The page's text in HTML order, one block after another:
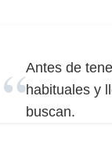
Antes de
habituales y
buscan.